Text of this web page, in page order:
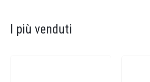
I più venduti